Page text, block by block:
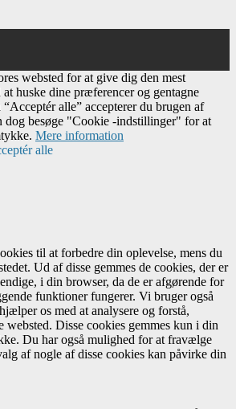
websted for at give dig den mest
huske dine præferencer og gentagne
alle” accepterer du brugen af
besøge "Cookie -indstillinger" for at
Mere information
alle
til at forbedre din oplevelse, mens du
Ud af disse gemmes de cookies, der er
i din browser, da de er afgørende for
funktioner fungerer. Vi bruger også
os med at analysere og forstå,
websted. Disse cookies gemmes kun i din
Du har også mulighed for at fravælge
af nogle af disse cookies kan påvirke din